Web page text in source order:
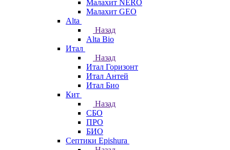
Малахит NERO
Малахит GEO
Alta
Назад
Alta Bio
Итал
Назад
Итал Горизонт
Итал Антей
Итал Био
Кит
Назад
СБО
ПРО
БИО
Септики Epishura